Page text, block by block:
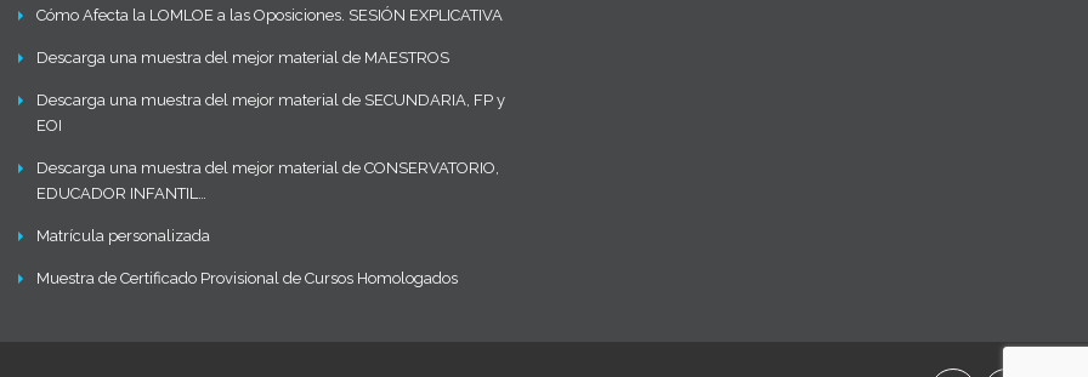
Cómo Afecta la LOMLOE a las Oposiciones. SESIÓN EXPLICATIVA
Descarga una muestra del mejor material de MAESTROS
Descarga una muestra del mejor material de SECUNDARIA, FP y
EOI
Descarga una muestra del mejor material de CONSERVATORIO,
EDUCADOR INFANTIL…
Matrícula personalizada
Muestra de Certificado Provisional de Cursos Homologados